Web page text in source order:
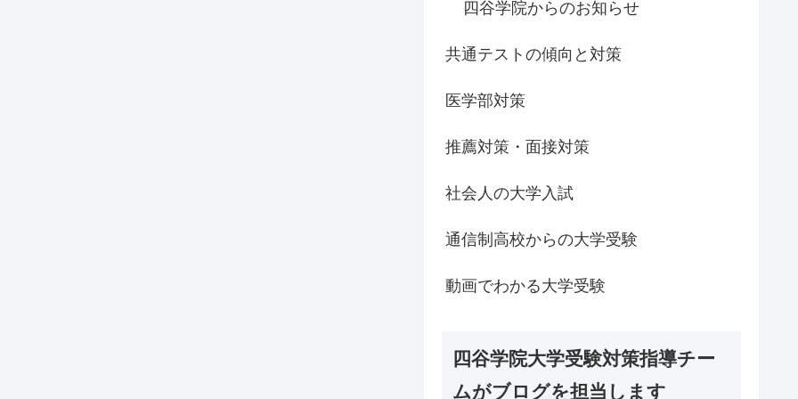
四谷学院からのお知らせ
共通テストの傾向と対策
医学部対策
推薦対策・面接対策
社会人の大学入試
通信制高校からの大学受験
動画でわかる大学受験
四谷学院大学受験対策指導チー
ムがブログを担当します